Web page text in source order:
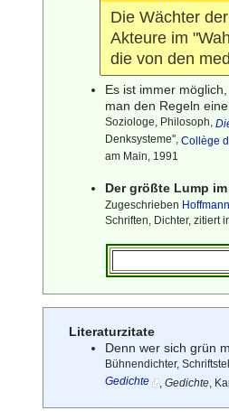
Die Wächter
Akteure im
die von den
Es ist immer
man den Regeln
Soziologe, Philosoph,
Denksysteme",Collège
am Main, 1991
Der größte Lump
Zugeschrieben
Schriften, Dichter, zitiert
Literaturzitate
Denn wer sich grün
Bühnendichter,
Gedichte
,Gedichte,